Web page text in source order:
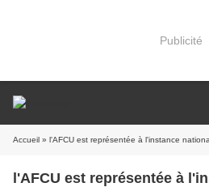
Publicité
Accueil » l'AFCU est représentée à l'instance
l'AFCU est représentée à